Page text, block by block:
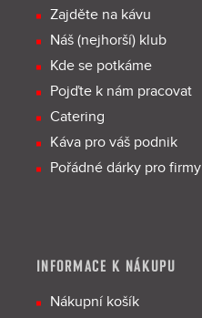
Zajděte na kávu
Náš (nejhorší) klub
Kde se potkáme
Pojďte k nám pracovat
Catering
Káva pro váš podnik
Pořádné dárky pro firmy
INFORMACE K NÁKUPU
Nákupní košík